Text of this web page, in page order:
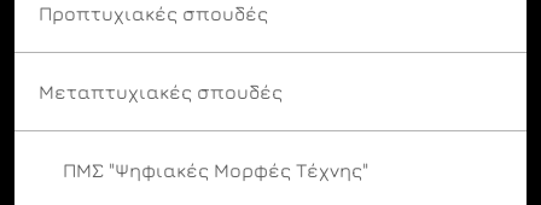
Προπτυχιακές σπουδές
Μεταπτυχιακές σπουδές
ΠΜΣ "Ψηφιακές Μορφές Τέχνης"